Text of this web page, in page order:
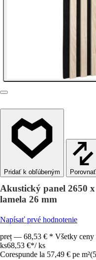
Porovnať
Akustický panel 2650
lamela 26 mm
Napísať prvé hodnotenie
preț — 68,53 € * Všetky ceny
ks68,53 €*/ ks
Corespunde la 57,49 € pe m²(